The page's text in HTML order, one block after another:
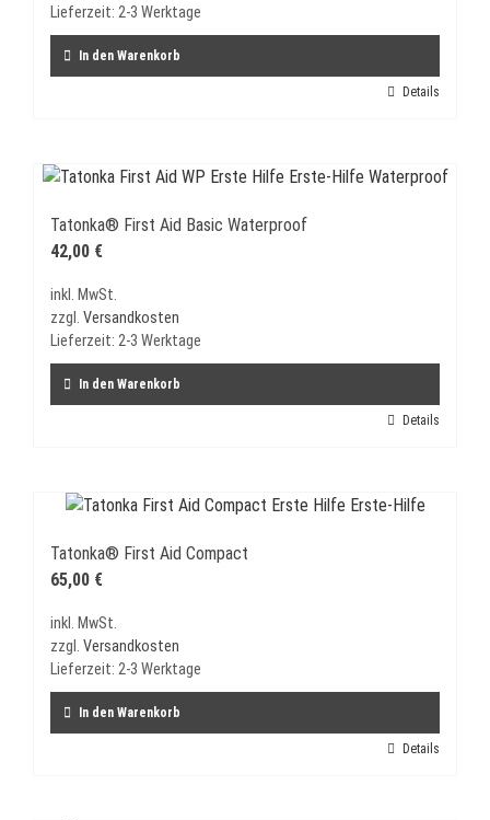
Lieferzeit: 2-3 Werktage
In den Warenkorb
Details
Tatonka® First Aid Basic Waterproof
42,00 €
inkl. MwSt.
zzgl. Versandkosten
Lieferzeit: 2-3 Werktage
In den Warenkorb
Details
Tatonka® First Aid Compact
65,00 €
inkl. MwSt.
zzgl. Versandkosten
Lieferzeit: 2-3 Werktage
In den Warenkorb
Details